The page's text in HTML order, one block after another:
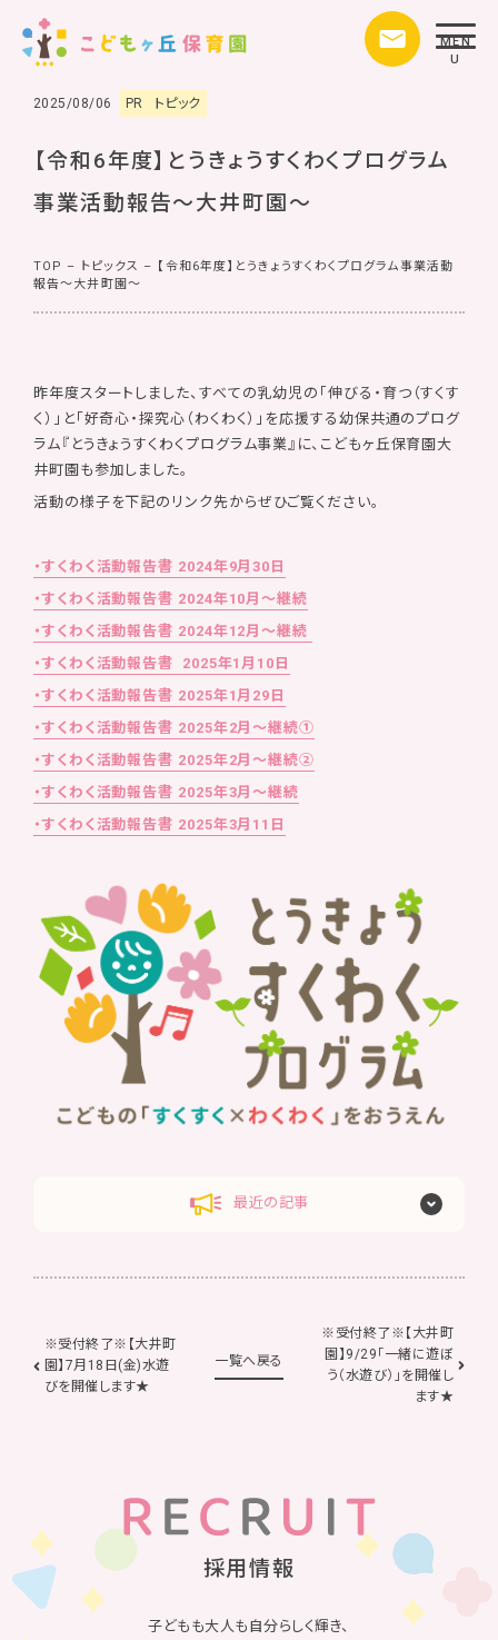
MEN
U
2025/08/06 PR トピック
【令和6年度】とうきょうすくわくプログラム
事業活動報告～大井町園～
TOP – トピックス –
【令和6年度】とうきょうすくわくプログラム事業活動
報告～大井町園～
昨年度スタートしました、すべての乳幼児の「伸びる・育つ（すくす
く）」と「好奇心・探究心（わくわく）」を応援する幼保共通のプログ
ラム『とうきょうすくわくプログラム事業』に、こどもヶ丘保育園大
井町園も参加しました。
活動の様子を下記のリンク先からぜひご覧ください。
・すくわく活動報告書 2024年9月30日
・すくわく活動報告書 2024年10月～継続
・すくわく活動報告書 2024年12月～継続
・すくわく活動報告書 2025年1月10日
・すくわく活動報告書 2025年1月29日
・すくわく活動報告書 2025年2月～継続①
・すくわく活動報告書 2025年2月～継続②
・すくわく活動報告書 2025年3月～継続
・すくわく活動報告書 2025年3月11日
最近の記事
※受付終了※【大井町
園】7月18日(金)水遊
びを開催します★
一覧へ戻る
※受付終了※【大井町
園】9/29「一緒に遊ぼ
う（水遊び）」を開催し
ます★
採用情報
子どもも大人も自分らしく輝き、